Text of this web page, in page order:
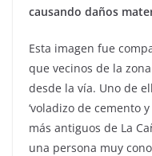
causando daños
Esta imagen fue
que vecinos de la
desde la vía. Uno de
‘voladizo de cemento
más antiguos de La
una persona muy